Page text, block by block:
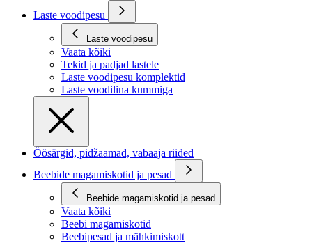
Laste voodipesu
Laste voodipesu
Vaata kõiki
Tekid ja padjad lastele
Laste voodipesu komplektid
Laste voodilina kummiga
Öösärgid, pidžaamad, vabaaja riided
Beebide magamiskotid ja pesad
Beebide magamiskotid ja pesad
Vaata kõiki
Beebi magamiskotid
Beebipesad ja mähkimiskott